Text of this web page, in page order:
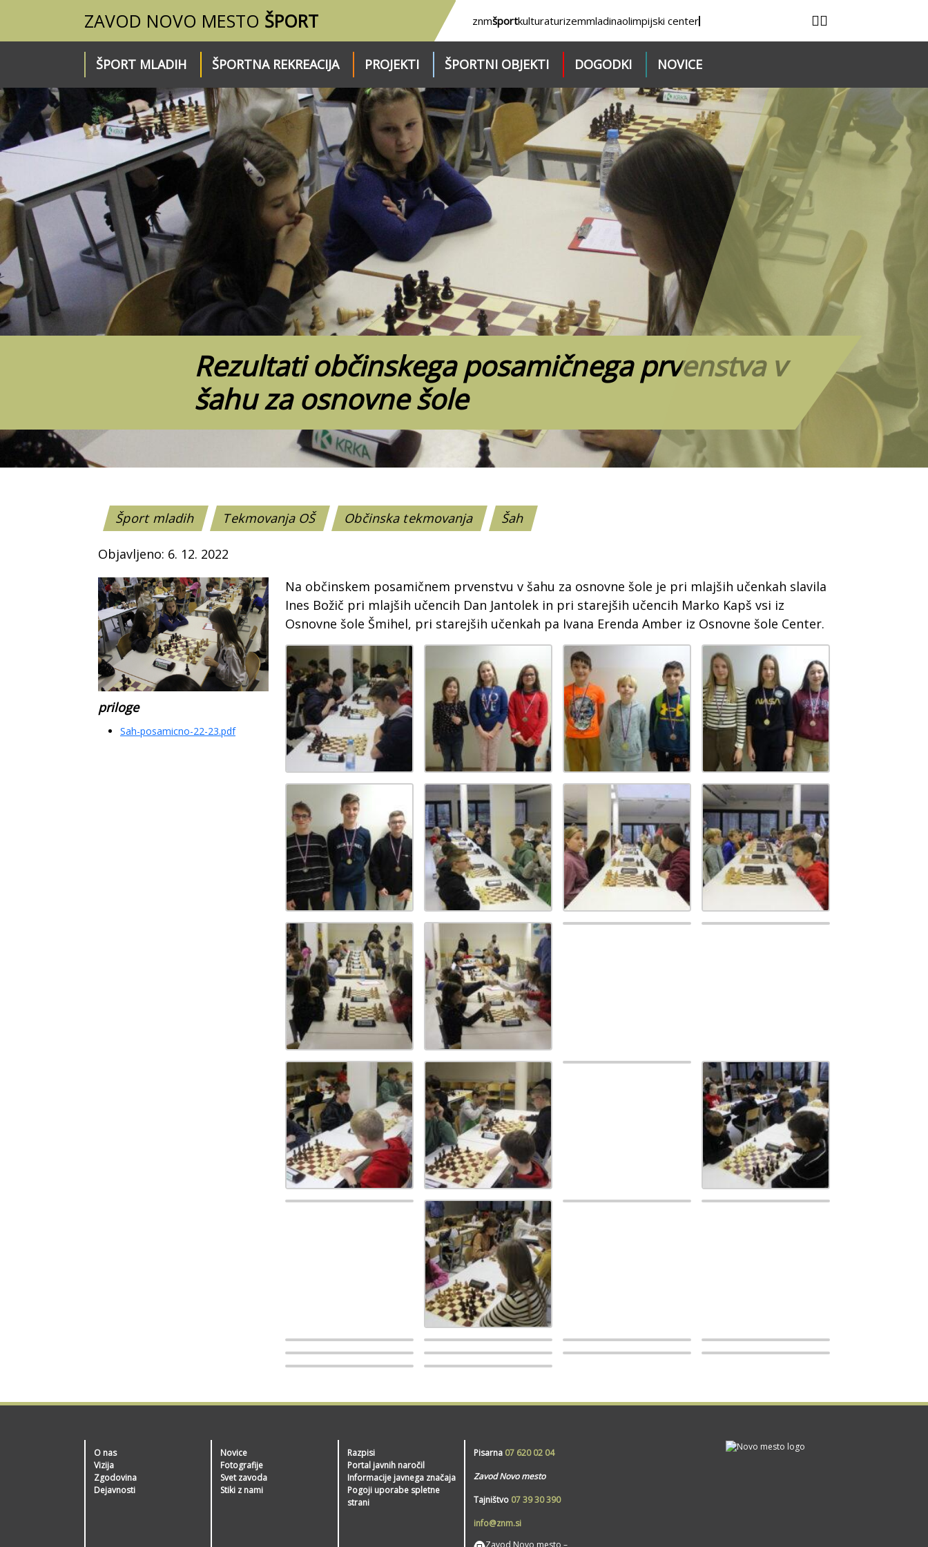
ZAVOD NOVO MESTO ŠPORT znmšportkulturaturizemmladinaolimpijski center
ŠPORT MLADIH ŠPORTNA REKREACIJA PROJEKTI ŠPORTNI OBJEKTI DOGODKI NOVICE
Rezultati občinskega posamičnega prvenstva v
šahu za osnovne šole
Šport mladih Tekmovanja OŠ Občinska tekmovanja Šah
Objavljeno: 6. 12. 2022
priloge
Sah-posamicno-22-23.pdf
Na občinskem posamičnem prvenstvu v šahu za osnovne šole je pri mlajših učenkah slavila
Ines Božič pri mlajših učencih Dan Jantolek in pri starejših učencih Marko Kapš vsi iz
Osnovne šole Šmihel, pri starejših učenkah pa Ivana Erenda Amber iz Osnovne šole Center.
O nas
Vizija
Zgodovina
Dejavnosti
Novice
Fotografije
Svet zavoda
Stiki z nami
Razpisi
Portal javnih naročil
Informacije javnega značaja
Pogoji uporabe spletne
strani
Pisarna 07 620 02 04
Zavod Novo mesto
Tajništvo 07 39 30 390
info@znm.si
Zavod Novo mesto –